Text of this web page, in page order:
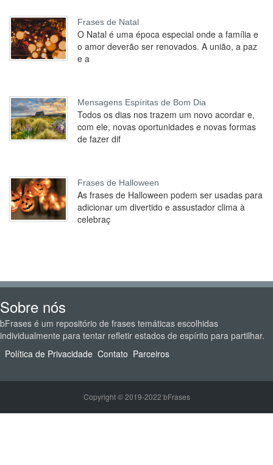
Frases de Natal
O Natal é uma época especial onde a família e
o amor deverão ser renovados. A união, a paz
e a
Mensagens Espíritas de Bom Dia
Todos os dias nos trazem um novo acordar e,
com ele, novas oportunidades e novas formas
de fazer dif
Frases de Halloween
As frases de Halloween podem ser usadas para
adicionar um divertido e assustador clima à
celebraç
Sobre nós
bFrases é um repositório de frases temáticas escolhidas
individualmente para tentar refletir estados de espírito para partilhar.
Política de Privacidade Contato Parceiros
Copyright © 2019-2022 bFrases